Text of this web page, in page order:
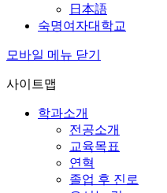
日本語
숙명여자대학교
모바일 메뉴 닫기
사이트맵
학과소개
전공소개
교육목표
연혁
졸업 후 진로